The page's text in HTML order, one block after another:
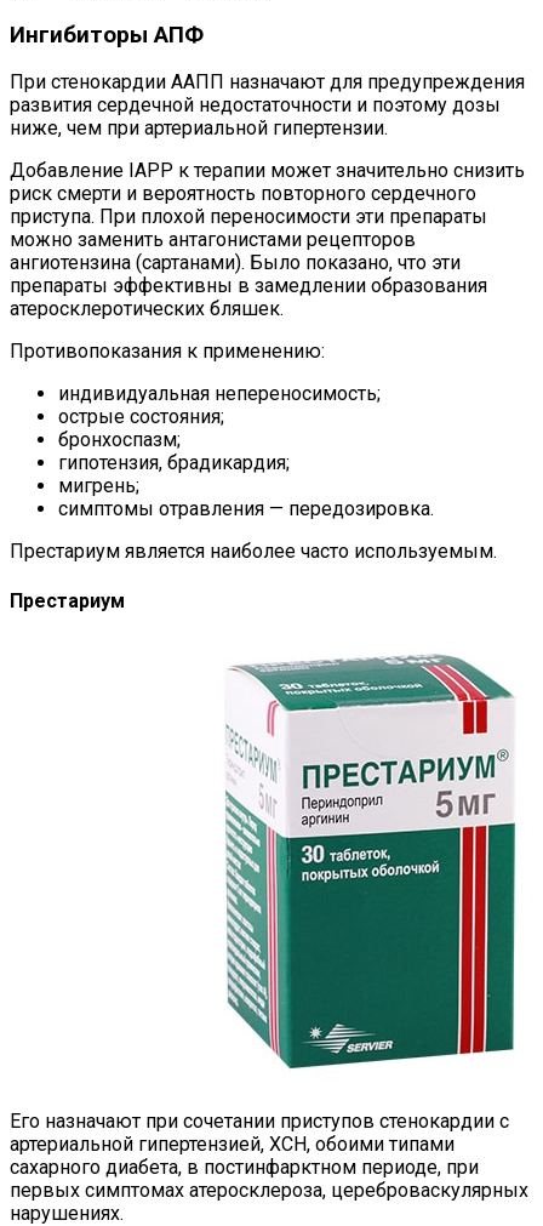
Ингибиторы АПФ
При стенокардии ААПП назначают для предупреждения
развития сердечной недостаточности и поэтому дозы
ниже, чем при артериальной гипертензии.
Добавление IAPP к терапии может значительно снизить
риск смерти и вероятность повторного сердечного
приступа. При плохой переносимости эти препараты
можно заменить антагонистами рецепторов
ангиотензина (сартанами). Было показано, что эти
препараты эффективны в замедлении образования
атеросклеротических бляшек.
Противопоказания к применению:
индивидуальная непереносимость;
острые состояния;
бронхоспазм;
гипотензия, брадикардия;
мигрень;
симптомы отравления — передозировка.
Престариум является наиболее часто используемым.
Престариум
Его назначают при сочетании приступов стенокардии с
артериальной гипертензией, ХСН, обоими типами
сахарного диабета, в постинфарктном периоде, при
первых симптомах атеросклероза, цереброваскулярных
нарушениях.